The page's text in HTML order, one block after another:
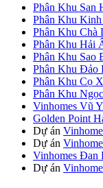
Phân Khu San
Phân Khu
Phân Khu Chà
Phân Khu Hải
Phân Khu Sao
Phân Khu Đảo
Phân Khu Cọ
Phân Khu
Vinhomes Vũ
Golden Point
Dự án
Dự án
Vinhomes Đan
Dự án